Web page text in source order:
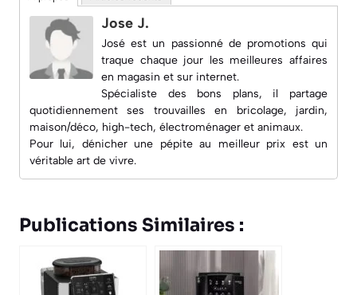
Jose J.
José est un passionné de promotions qui
traque chaque jour les meilleures affaires
en magasin et sur internet.
Spécialiste des bons plans, il partage
quotidiennement ses trouvailles en bricolage, jardin,
maison/déco, high-tech, électroménager et animaux.
Pour lui, dénicher une pépite au meilleur prix est un
véritable art de vivre.
Publications Similaires :